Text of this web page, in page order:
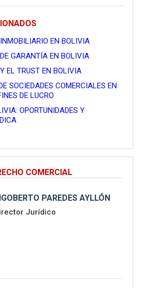
EN BOLIVIA
GARANTÍA EN BOLIVIA
EL TRUST EN BOLIVIA
SOCIEDADES COMERCIALES EN
DE LUCRO
OPORTUNIDADES Y
COMERCIAL
PAREDES AYLLÓN
Jurídico